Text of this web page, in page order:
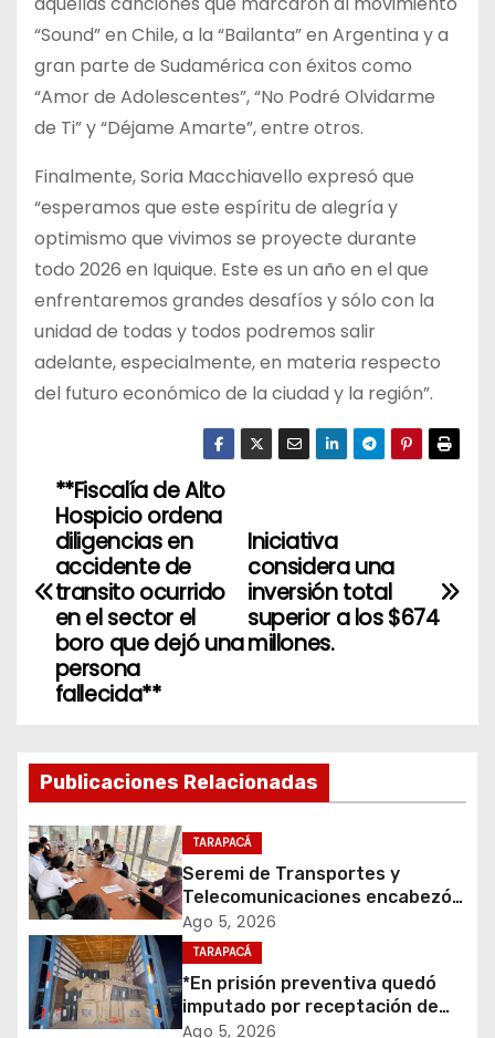
“Sound” en Chile, a la “Bailanta” en Argentina y a
gran parte de Sudamérica con éxitos como
“Amor de Adolescentes”, “No Podré Olvidarme
de Ti” y “Déjame Amarte”, entre otros.
Finalmente, Soria Macchiavello expresó que
“esperamos que este espíritu de alegría y
optimismo que vivimos se proyecte durante
todo 2026 en Iquique. Este es un año en el que
enfrentaremos grandes desafíos y sólo con la
unidad de todas y todos podremos salir
adelante, especialmente, en materia respecto
del futuro económico de la ciudad y la región”.
N
v
c
i
ó
n
d
e
Iniciativa
considera una
inversión total
superior a los $674
millones.
**Fiscalía de Alto
Hospicio ordena
diligencias en
accidente de
transito ocurrido
en el sector el
boro que dejó una
persona
fallecida**
Publicaciones Relacionadas
TARAPACÁ
Seremi de Transportes y
Telecomunicaciones encabezó
primera mesa de coordinación
para el retiro de cables en
desuso en Iquique
Ago 5, 2026
TARAPACÁ
*En prisión preventiva quedó
imputado por receptación de
cigarrillos avaluados en $1.600
Ago 5, 2026